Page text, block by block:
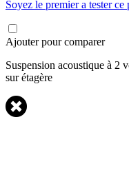
Soyez le premier a tester ce
Ajouter pour comparer
Suspension acoustique à 2
sur étagère